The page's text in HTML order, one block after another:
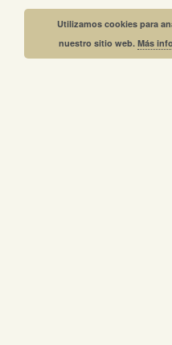
Utilizamos cookies para
nuestro sitio web.Más